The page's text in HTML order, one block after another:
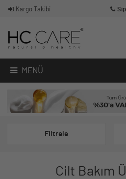
Kargo Takibi
MENÜ
Filtrele
Cilt Bakım